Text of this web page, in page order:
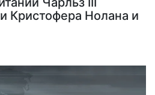
Кристофера Нолана и